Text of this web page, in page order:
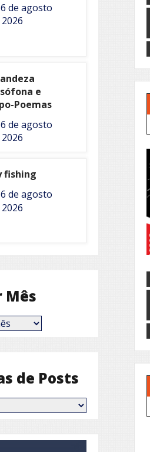
6 de agosto
e
Poemas
6 de agosto
fishing
6 de agosto
Mês
de Posts